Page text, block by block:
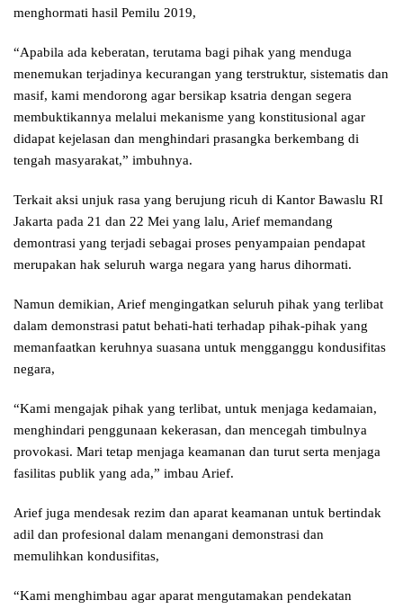
menghormati hasil Pemilu 2019,
“Apabila ada keberatan, terutama bagi pihak yang menduga
menemukan terjadinya kecurangan yang terstruktur, sistematis dan
masif, kami mendorong agar bersikap ksatria dengan segera
membuktikannya melalui mekanisme yang konstitusional agar
didapat kejelasan dan menghindari prasangka berkembang di
tengah masyarakat,” imbuhnya.
Terkait aksi unjuk rasa yang berujung ricuh di Kantor Bawaslu RI
Jakarta pada 21 dan 22 Mei yang lalu, Arief memandang
demontrasi yang terjadi sebagai proses penyampaian pendapat
merupakan hak seluruh warga negara yang harus dihormati.
Namun demikian, Arief mengingatkan seluruh pihak yang terlibat
dalam demonstrasi patut behati-hati terhadap pihak-pihak yang
memanfaatkan keruhnya suasana untuk mengganggu kondusifitas
negara,
“Kami mengajak pihak yang terlibat, untuk menjaga kedamaian,
menghindari penggunaan kekerasan, dan mencegah timbulnya
provokasi. Mari tetap menjaga keamanan dan turut serta menjaga
fasilitas publik yang ada,” imbau Arief.
Arief juga mendesak rezim dan aparat keamanan untuk bertindak
adil dan profesional dalam menangani demonstrasi dan
memulihkan kondusifitas,
“Kami menghimbau agar aparat mengutamakan pendekatan